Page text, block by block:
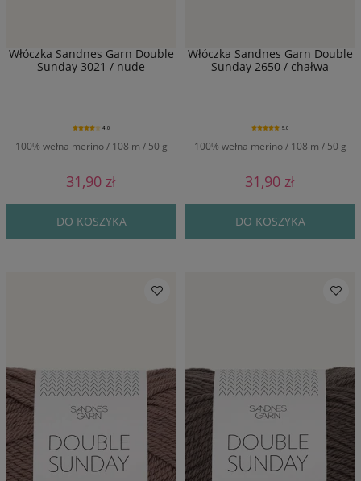
Włóczka Sandnes Garn Double
Sunday 3021 / nude
100% wełna merino / 108 m / 50 g
4.0
31,90 zł
DO KOSZYKA
Włóczka Sandnes Garn Double
Sunday 2650 / chałwa
100% wełna merino / 108 m / 50 g
5.0
31,90 zł
DO KOSZYKA